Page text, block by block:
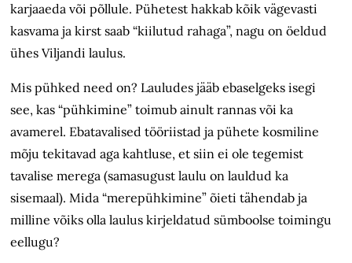
karjaaeda või põllule. Pühetest hakkab kõik vägevasti
kasvama ja kirst saab “kiilutud rahaga”, nagu on öeldud
ühes Viljandi laulus.
Mis pühked need on? Lauludes jääb ebaselgeks isegi
see, kas “pühkimine” toimub ainult rannas või ka
avamerel. Ebatavalised tööriistad ja pühete kosmiline
mõju tekitavad aga kahtluse, et siin ei ole tegemist
tavalise merega (samasugust laulu on lauldud ka
sisemaal). Mida “merepühkimine” õieti tähendab ja
milline võiks olla laulus kirjeldatud sümboolse toimingu
eellugu?